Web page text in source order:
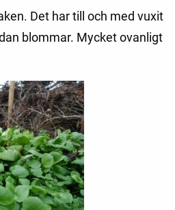
Det har till och med vuxit
blommar. Mycket ovanligt